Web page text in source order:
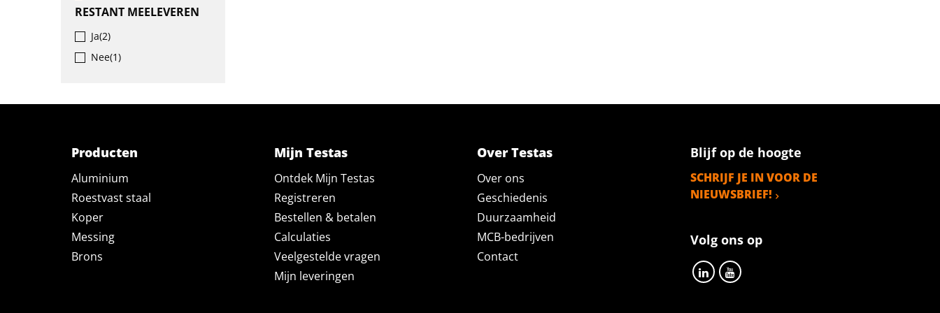
RESTANT MEELEVEREN
Ja(2)
Nee(1)
Producten
Aluminium
Roestvast staal
Koper
Messing
Brons
Mijn Testas
Ontdek Mijn Testas
Registreren
Bestellen & betalen
Calculaties
Veelgestelde vragen
Mijn leveringen
Over Testas
Over ons
Geschiedenis
Duurzaamheid
MCB-bedrijven
Contact
Blijf op de hoogte
SCHRIJF JE IN VOOR DE
NIEUWSBRIEF!
Volg ons op